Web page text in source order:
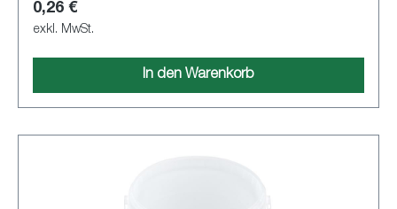
0,26 €
exkl. MwSt.
In den Warenkorb